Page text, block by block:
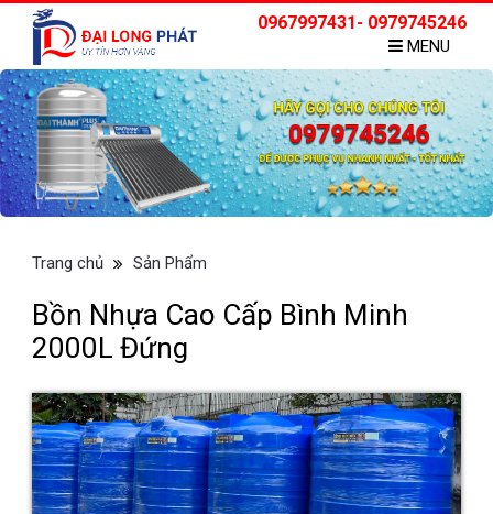
0967997431- 0979745246
MENU
Trang chủ Sản Phẩm
Bồn Nhựa Cao Cấp Bình Minh
2000L Đứng